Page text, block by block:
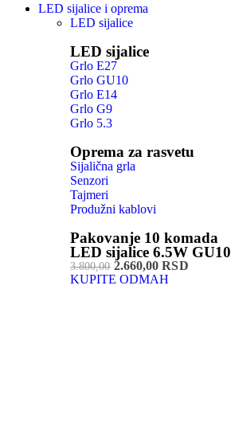
LED sijalice i oprema
LED sijalice
LED sijalice
Grlo E27
Grlo GU10
Grlo E14
Grlo G9
Grlo 5.3
Oprema za rasvetu
Sijalična grla
Senzori
Tajmeri
Produžni kablovi
Pakovanje 10 komada
LED sijalice 6.5W GU10
3.800,002.660,00 RSD
KUPITE ODMAH